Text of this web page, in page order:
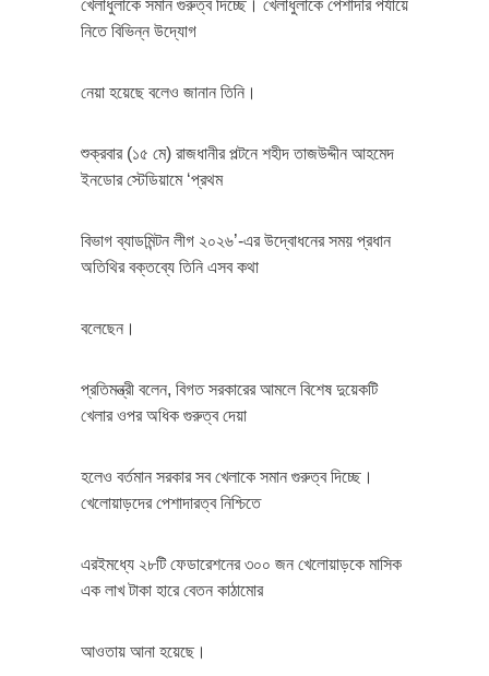
খেলাধুলাকে সমান গুরুত্ব দিচ্ছে। খেলাধুলাকে পেশাদার পর্যায়ে
নিতে বিভিন্ন উদ্যোগ
নেয়া হয়েছে বলেও জানান তিনি।
শুক্রবার (১৫ মে) রাজধানীর পল্টনে শহীদ তাজউদ্দীন আহমেদ
ইনডোর স্টেডিয়ামে ‘প্রথম
বিভাগ ব্যাডমিন্টন লীগ ২০২৬’-এর উদ্বোধনের সময় প্রধান
অতিথির বক্তব্যে তিনি এসব কথা
বলেছেন।
প্রতিমন্ত্রী বলেন, বিগত সরকারের আমলে বিশেষ দুয়েকটি
খেলার ওপর অধিক গুরুত্ব দেয়া
হলেও বর্তমান সরকার সব খেলাকে সমান গুরুত্ব দিচ্ছে।
খেলোয়াড়দের পেশাদারত্ব নিশ্চিতে
এরইমধ্যে ২৮টি ফেডারেশনের ৩০০ জন খেলোয়াড়কে মাসিক
এক লাখ টাকা হারে বেতন কাঠামোর
আওতায় আনা হয়েছে।